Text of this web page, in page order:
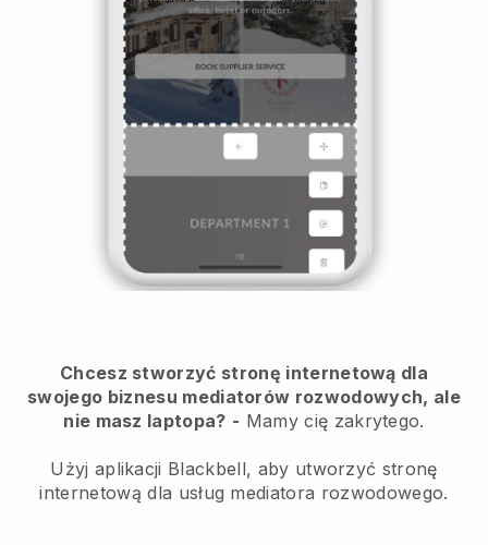
Chcesz stworzyć stronę internetową dla
swojego biznesu mediatorów rozwodowych, ale
nie masz laptopa? - Mamy cię zakrytego.
Użyj aplikacji Blackbell, aby utworzyć stronę
internetową dla usług mediatora rozwodowego.